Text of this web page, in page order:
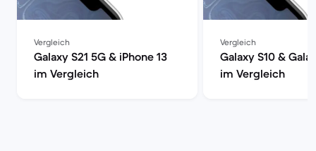
Vergleich
Galaxy S21 5G & iPhone 13
im Vergleich
Vergleich
Galaxy S10 &
im Vergleich